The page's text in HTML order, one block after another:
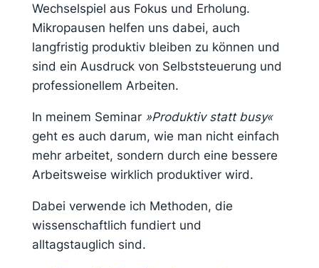
Wechselspiel aus Fokus und Erholung.
Mikropausen helfen uns dabei, auch
langfristig produktiv bleiben zu können und
sind ein Ausdruck von Selbststeuerung und
professionellem Arbeiten.
In meinem Seminar »Produktiv statt busy«
geht es auch darum, wie man nicht einfach
mehr arbeitet, sondern durch eine bessere
Arbeitsweise wirklich produktiver wird.
Dabei verwende ich Methoden, die
wissenschaftlich fundiert und
alltagstauglich sind.